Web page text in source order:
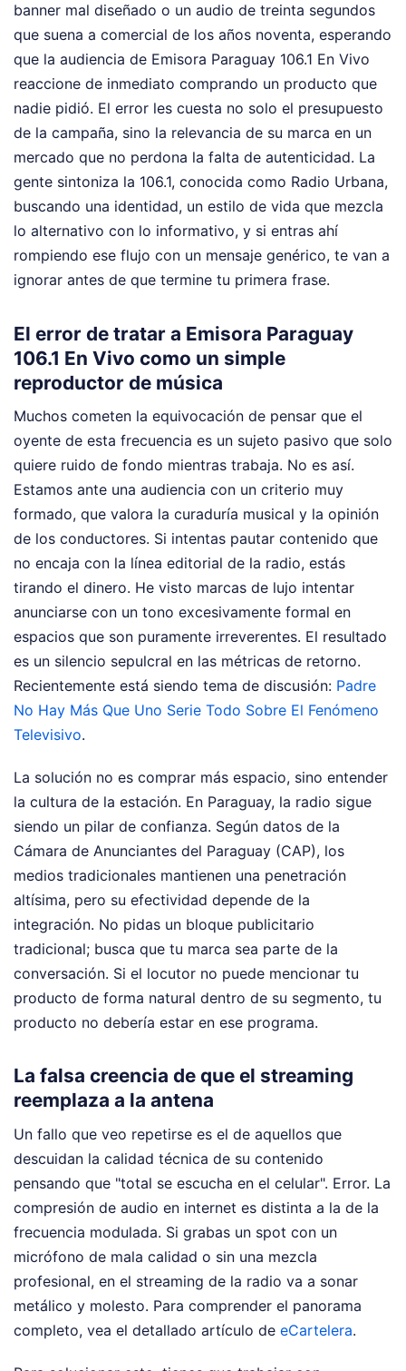
banner mal diseñado o un audio de treinta segundos
que suena a comercial de los años noventa, esperando
que la audiencia de Emisora Paraguay 106.1 En Vivo
reaccione de inmediato comprando un producto que
nadie pidió. El error les cuesta no solo el presupuesto
de la campaña, sino la relevancia de su marca en un
mercado que no perdona la falta de autenticidad. La
gente sintoniza la 106.1, conocida como Radio Urbana,
buscando una identidad, un estilo de vida que mezcla
lo alternativo con lo informativo, y si entras ahí
rompiendo ese flujo con un mensaje genérico, te van a
ignorar antes de que termine tu primera frase.
El error de tratar a Emisora Paraguay
106.1 En Vivo como un simple
reproductor de música
Muchos cometen la equivocación de pensar que el
oyente de esta frecuencia es un sujeto pasivo que solo
quiere ruido de fondo mientras trabaja. No es así.
Estamos ante una audiencia con un criterio muy
formado, que valora la curaduría musical y la opinión
de los conductores. Si intentas pautar contenido que
no encaja con la línea editorial de la radio, estás
tirando el dinero. He visto marcas de lujo intentar
anunciarse con un tono excesivamente formal en
espacios que son puramente irreverentes. El resultado
es un silencio sepulcral en las métricas de retorno.
Recientemente está siendo tema de discusión: Padre
No Hay Más Que Uno Serie Todo Sobre El Fenómeno
Televisivo.
La solución no es comprar más espacio, sino entender
la cultura de la estación. En Paraguay, la radio sigue
siendo un pilar de confianza. Según datos de la
Cámara de Anunciantes del Paraguay (CAP), los
medios tradicionales mantienen una penetración
altísima, pero su efectividad depende de la
integración. No pidas un bloque publicitario
tradicional; busca que tu marca sea parte de la
conversación. Si el locutor no puede mencionar tu
producto de forma natural dentro de su segmento, tu
producto no debería estar en ese programa.
La falsa creencia de que el streaming
reemplaza a la antena
Un fallo que veo repetirse es el de aquellos que
descuidan la calidad técnica de su contenido
pensando que "total se escucha en el celular". Error. La
compresión de audio en internet es distinta a la de la
frecuencia modulada. Si grabas un spot con un
micrófono de mala calidad o sin una mezcla
profesional, en el streaming de la radio va a sonar
metálico y molesto. Para comprender el panorama
completo, vea el detallado artículo de eCartelera.